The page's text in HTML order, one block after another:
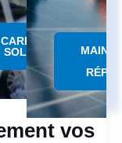
CARPORT
SOLAIRE
vos